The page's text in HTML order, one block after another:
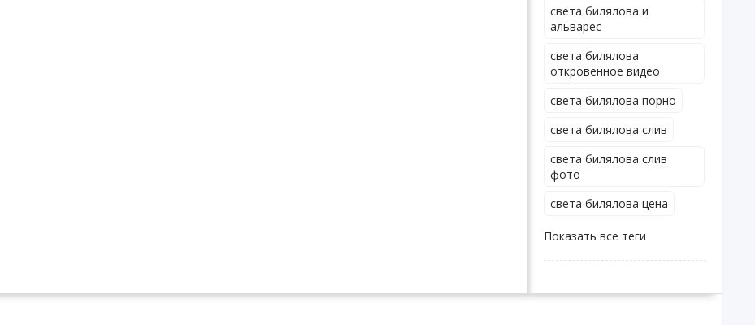
света билялова и
альварес
света билялова
откровенное видео
света билялова порно
света билялова слив
света билялова слив
фото
света билялова цена
Показать все теги